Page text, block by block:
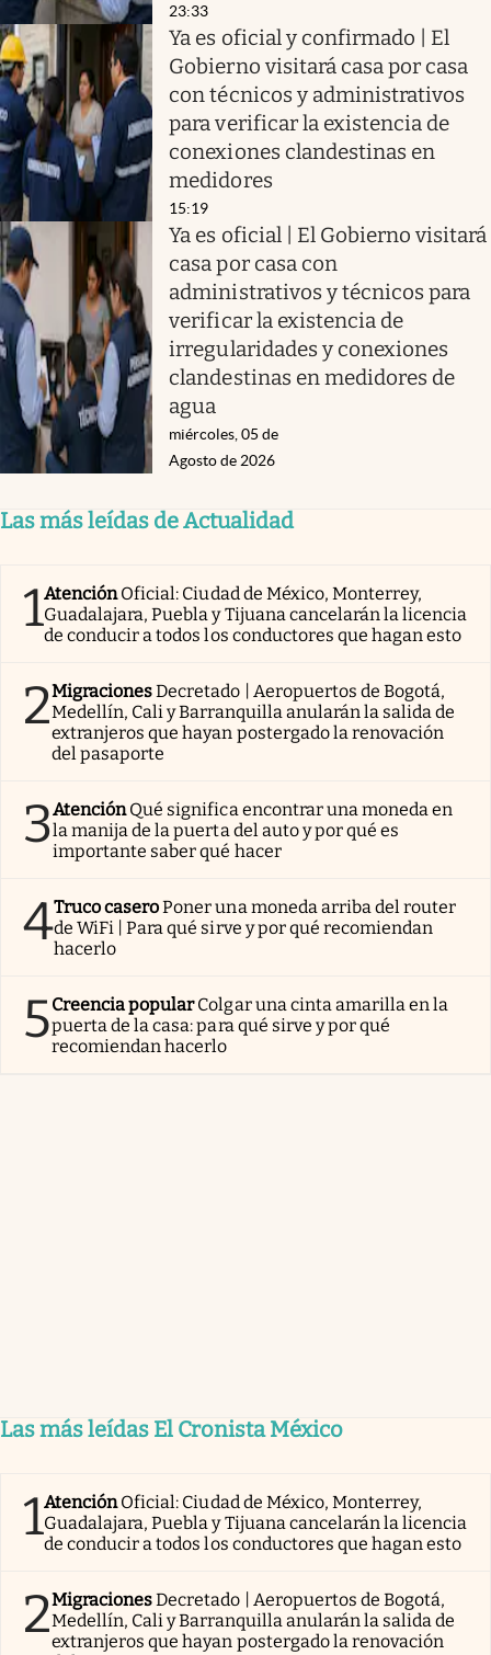
23:33
Ya es oficial y confirmado | El
Gobierno visitará casa por casa
con técnicos y administrativos
para verificar la existencia de
conexiones clandestinas en
medidores
15:19
Ya es oficial | El Gobierno visitará
casa por casa con
administrativos y técnicos para
verificar la existencia de
irregularidades y conexiones
clandestinas en medidores de
agua
miércoles, 05 de
Agosto de 2026
Las más leídas de Actualidad
1AtenciónOficial: Ciudad de México, Monterrey,
Guadalajara, Puebla y Tijuana cancelarán la licencia
de conducir a todos los conductores que hagan esto
2MigracionesDecretado | Aeropuertos de Bogotá,
Medellín, Cali y Barranquilla anularán la salida de
extranjeros que hayan postergado la renovación
del pasaporte
3AtenciónQué significa encontrar una moneda en
la manija de la puerta del auto y por qué es
importante saber qué hacer
4Truco caseroPoner una moneda arriba del router
de WiFi | Para qué sirve y por qué recomiendan
hacerlo
5Creencia popularColgar una cinta amarilla en la
puerta de la casa: para qué sirve y por qué
recomiendan hacerlo
Las más leídas El Cronista México
1AtenciónOficial: Ciudad de México, Monterrey,
Guadalajara, Puebla y Tijuana cancelarán la licencia
de conducir a todos los conductores que hagan esto
2MigracionesDecretado | Aeropuertos de Bogotá,
Medellín, Cali y Barranquilla anularán la salida de
extranjeros que hayan postergado la renovación